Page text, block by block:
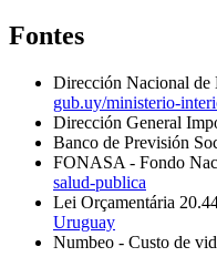
Fontes
Dirección Nacional
gub.uy/ministerio-
Dirección General
Banco de Previsión
FONASA - Fondo
salud-publica
Lei Orçamentária
Uruguay
Numbeo - Custo de